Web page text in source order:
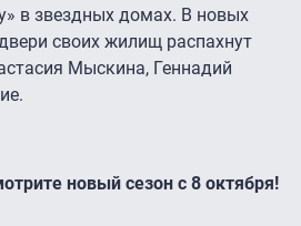
в звездных домах. В новых
своих жилищ распахнут
Мыскина, Геннадий
новый сезон с 8 октября!